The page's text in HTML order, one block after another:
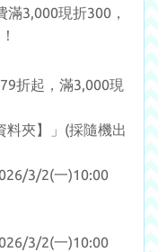
3,000現折300，
折起，滿3,000現
夾】」(採隨機出
3/2(一)10:00
3/2(一)10:00